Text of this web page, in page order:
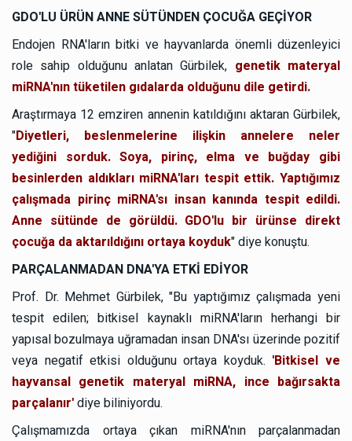
GDO'LU ÜRÜN ANNE SÜTÜNDEN ÇOCUĞA GEÇİYOR
Endojen RNA'ların bitki ve hayvanlarda önemli düzenleyici
role sahip olduğunu anlatan Gürbilek, genetik materyal
miRNA'nın tüketilen gıdalarda olduğunu dile getirdi.
Araştırmaya 12 emziren annenin katıldığını aktaran Gürbilek,
"Diyetleri, beslenmelerine ilişkin annelere neler
yediğini sorduk. Soya, pirinç, elma ve buğday gibi
besinlerden aldıkları miRNA'ları tespit ettik. Yaptığımız
çalışmada pirinç miRNA'sı insan kanında tespit edildi.
Anne sütünde de görüldü. GDO'lu bir ürünse direkt
çocuğa da aktarıldığını ortaya koyduk" diye konuştu.
PARÇALANMADAN DNA'YA ETKİ EDİYOR
Prof. Dr. Mehmet Gürbilek, "Bu yaptığımız çalışmada yeni
tespit edilen; bitkisel kaynaklı miRNA'ların herhangi bir
yapısal bozulmaya uğramadan insan DNA'sı üzerinde pozitif
veya negatif etkisi olduğunu ortaya koyduk. 'Bitkisel ve
hayvansal genetik materyal miRNA, ince bağırsakta
parçalanır'diye biliniyordu.
Çalışmamızda ortaya çıkan miRNA'nın parçalanmadan